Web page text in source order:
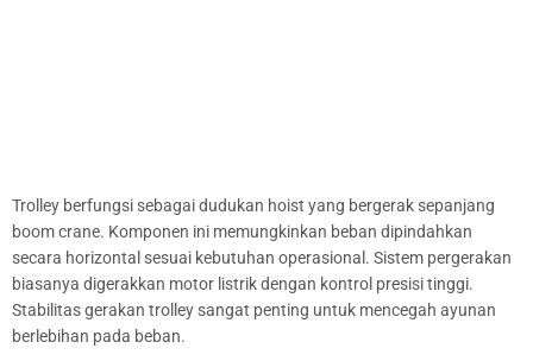
Trolley berfungsi sebagai dudukan hoist yang bergerak sepanjang
boom crane. Komponen ini memungkinkan beban dipindahkan
secara horizontal sesuai kebutuhan operasional. Sistem pergerakan
biasanya digerakkan motor listrik dengan kontrol presisi tinggi.
Stabilitas gerakan trolley sangat penting untuk mencegah ayunan
berlebihan pada beban.